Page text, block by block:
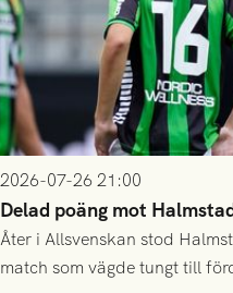
2026-07-26 21:00
Delad poäng mot
Åter i Allsvenskan stod
match som vägde tungt till